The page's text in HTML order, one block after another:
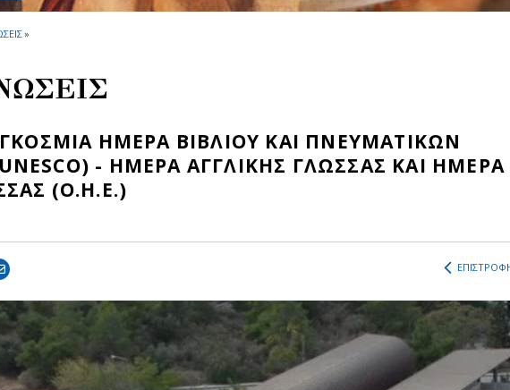
»
ΗΜΕΡΑ ΒΙΒΛΙΟΥ ΚΑΙ ΠΝΕΥΜΑΤΙΚΩΝ
- ΗΜΕΡΑ ΑΓΓΛΙΚΗΣ ΓΛΩΣΣΑΣ ΚΑΙ ΗΜΕΡΑ
(Ο.Η.Ε.)